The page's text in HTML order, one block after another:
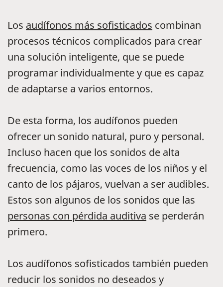
Los audífonos más sofisticados combinan
procesos técnicos complicados para crear
una solución inteligente, que se puede
programar individualmente y que es capaz
de adaptarse a varios entornos.
De esta forma, los audífonos pueden
ofrecer un sonido natural, puro y personal.
Incluso hacen que los sonidos de alta
frecuencia, como las voces de los niños y el
canto de los pájaros, vuelvan a ser audibles.
Estos son algunos de los sonidos que las
personas con pérdida auditiva se perderán
primero.
Los audífonos sofisticados también pueden
reducir los sonidos no deseados y